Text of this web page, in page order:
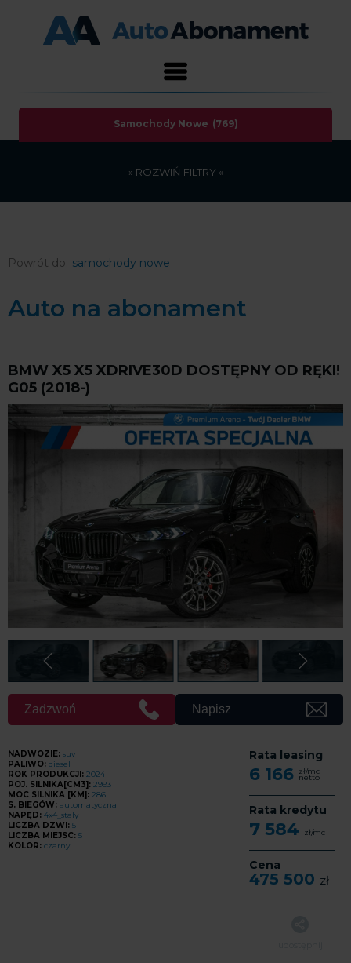
» ROZWIŃ FILTRY «
Samochody Nowe (769)
samochody nowe
Auto na abonament
BMW X5 X5 XDRIVE30D DOSTĘPNY OD RĘKI!
G05 (2018-)
Zadzwoń Napisz
NADWOZIE: suv
PALIWO: diesel
ROK PRODUKCJI: 2024
POJ. SILNIKA[CM3]: 2993
MOC SILNIKA [KM]: 286
S. BIEGÓW: automatyczna
NAPĘD: 4x4_staly
LICZBA DZWI: 5
LICZBA MIEJSC: 5
KOLOR: czarny
Rata leasing
6 166 zł/mc
netto
Rata kredytu
7 584 zł/mc
Cena
475 500 zł